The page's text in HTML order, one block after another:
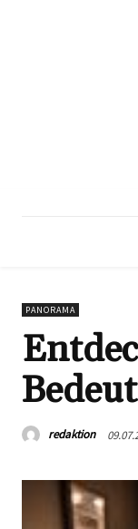
PANORAMA
redaktion